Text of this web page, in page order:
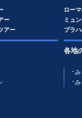
ー
アー
ロー
ミュ
プラ
各地
み
み